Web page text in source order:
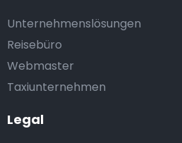
Unternehmenslösungen
Reisebüro
Webmaster
Taxiunternehmen
Legal